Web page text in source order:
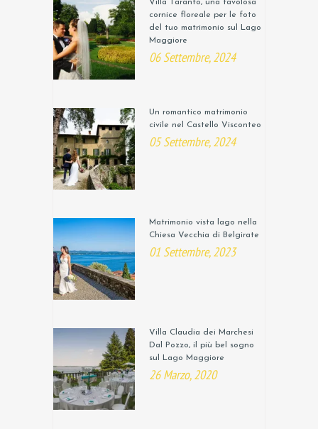
Villa Taranto, una favolosa
cornice floreale per le foto
del tuo matrimonio sul Lago
Maggiore
06 Settembre, 2024
Un romantico matrimonio
civile nel Castello Visconteo
05 Settembre, 2024
Matrimonio vista lago nella
Chiesa Vecchia di Belgirate
01 Settembre, 2023
Villa Claudia dei Marchesi
Dal Pozzo, il più bel sogno
sul Lago Maggiore
26 Marzo, 2020